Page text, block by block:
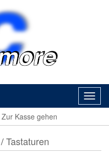
Zur Kasse gehen
/Tastaturen